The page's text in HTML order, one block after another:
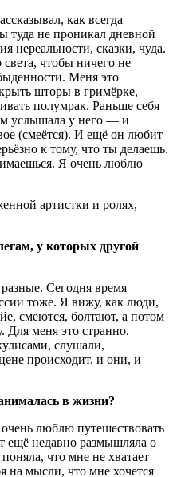
как всегда
туда не проникал дневной
нереальности, сказки, чуда.
чтобы ничего не
Меня это
шторы в гримёрке,
полумрак. Раньше себя
услышала у него — и
(смеётся). И ещё он любит
к тому, что ты делаешь.
Я очень люблю
у которых другой
Сегодня время
тоже. Я вижу, как люди,
смеются, болтают, а потом
меня это странно.
слушали,
происходит, и они, и
в жизни?
люблю путешествовать
ещё недавно размышляла о
что мне не хватает
на мысли, что мне хочется